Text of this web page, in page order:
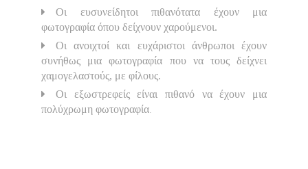
Οι ευσυνείδητοι πιθανότατα έχουν μια
φωτογραφία όπου δείχνουν χαρούμενοι.
Οι ανοιχτοί και ευχάριστοι άνθρωποι έχουν
συνήθως μια φωτογραφία που να τους δείχνει
χαμογελαστούς, με φίλους.
Οι εξωστρεφείς είναι πιθανό να έχουν μια
πολύχρωμη φωτογραφία